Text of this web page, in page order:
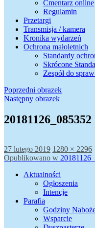
Cmentarz online
Regulamin
Przetargi
Transmisja / kamera
Kronika wydarzeń
Ochrona małoletnich
Standardy
Skrócone
Zespół do
Poprzedni obrazek
Następny obrazek
Data
publikacji
27 lutego 2019 Pełny
rozmiar
1280 × 2296
Nawigacja
wpisu
Opublikowano w
Aktualności
Ogłoszenia
Intencje
Parafia
Godziny
Wsparcie